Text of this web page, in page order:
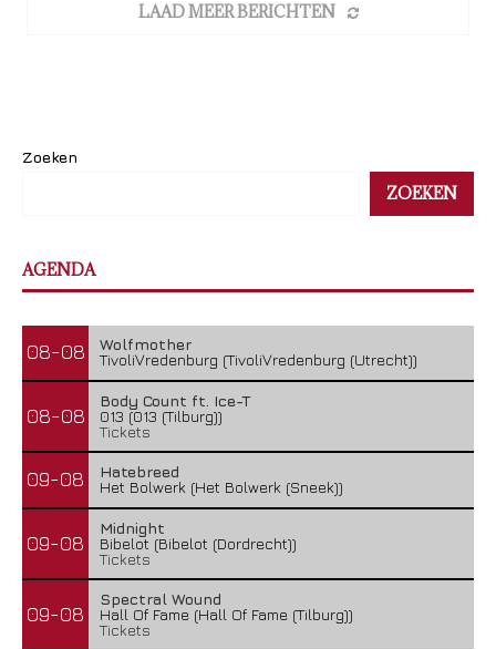
LAAD MEER BERICHTEN
Zoeken
ZOEKEN
AGENDA
08-08
Wolfmother
TivoliVredenburg (TivoliVredenburg (Utrecht))
08-08
Body Count ft. Ice-T
013 (013 (Tilburg))
Tickets
09-08
Hatebreed
Het Bolwerk (Het Bolwerk (Sneek))
09-08
Midnight
Bibelot (Bibelot (Dordrecht))
Tickets
09-08
Spectral Wound
Hall Of Fame (Hall Of Fame (Tilburg))
Tickets